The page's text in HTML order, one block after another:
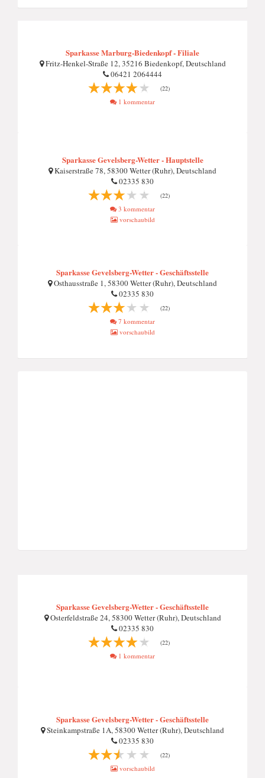
Sparkasse Marburg-Biedenkopf - Filiale
Fritz-Henkel-Straße 12, 35216 Biedenkopf, Deutschland
06421 2064444
(22)
1 kommentar
Sparkasse Gevelsberg-Wetter - Hauptstelle
Kaiserstraße 78, 58300 Wetter (Ruhr), Deutschland
02335 830
(22)
3 kommentar
vorschaubild
Sparkasse Gevelsberg-Wetter - Geschäftsstelle
Osthausstraße 1, 58300 Wetter (Ruhr), Deutschland
02335 830
(22)
7 kommentar
vorschaubild
Sparkasse Gevelsberg-Wetter - Geschäftsstelle
Osterfeldstraße 24, 58300 Wetter (Ruhr), Deutschland
02335 830
(22)
1 kommentar
Sparkasse Gevelsberg-Wetter - Geschäftsstelle
Steinkampstraße 1A, 58300 Wetter (Ruhr), Deutschland
02335 830
(22)
vorschaubild